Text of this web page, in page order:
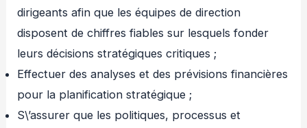
dirigeants afin que les équipes de direction
disposent de chiffres fiables sur lesquels fonder
leurs décisions stratégiques critiques ;
Effectuer des analyses et des prévisions financières
pour la planification stratégique ;
S\’assurer que les politiques, processus et